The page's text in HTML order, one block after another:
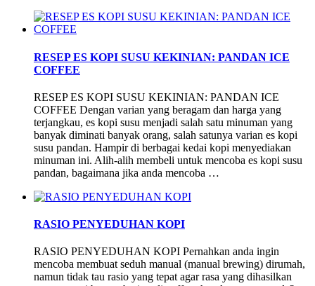
RESEP ES KOPI SUSU KEKINIAN: PANDAN ICE
COFFEE
RESEP ES KOPI SUSU KEKINIAN: PANDAN ICE
COFFEE Dengan varian yang beragam dan harga yang
terjangkau, es kopi susu menjadi salah satu minuman yang
banyak diminati banyak orang, salah satunya varian es kopi
susu pandan. Hampir di berbagai kedai kopi menyediakan
minuman ini. Alih-alih membeli untuk mencoba es kopi susu
pandan, bagaimana jika anda mencoba …
RASIO PENYEDUHAN KOPI
RASIO PENYEDUHAN KOPI Pernahkan anda ingin
mencoba membuat seduh manual (manual brewing) dirumah,
namun tidak tau rasio yang tepat agar rasa yang dihasilkan